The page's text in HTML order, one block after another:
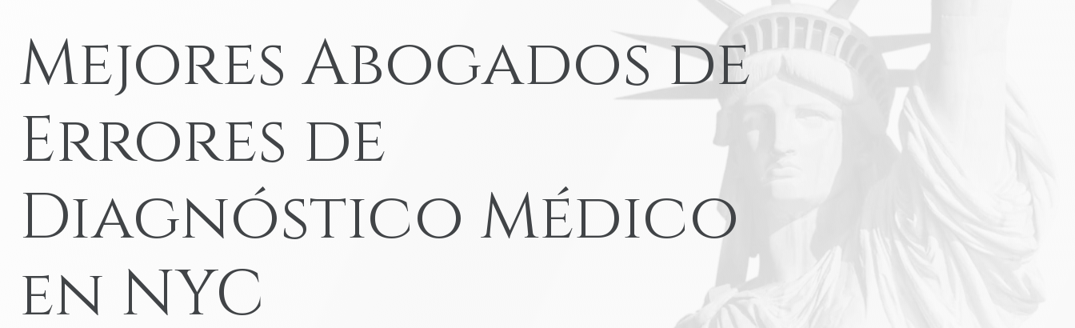
Negligencia
Negligencia médica
Otros casos de
lesiones personales
Accidentes de taxi
Accidentes de peatones
Camión de reparto Accidentes de autobús
Accidentes de viajes compartidos
Accidentes de atropello y fuga
Accidentes con navaja
Accidente de camión en Amazon
Poughkeepsie
Queens
Mejores Abogados de
Errores de
Diagnóstico Médico
en NYC